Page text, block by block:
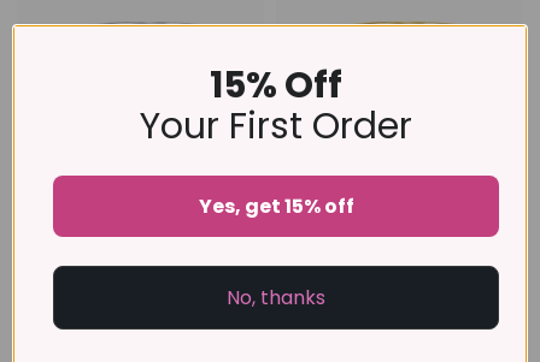
Jonc d'éternité tourmaline
sterling
£89
Jonc d'éternité tourmaline
rose ombré en or vermeil 18
carats
£99
15% Off
Your First Order
Yes, get 15% off
No, thanks